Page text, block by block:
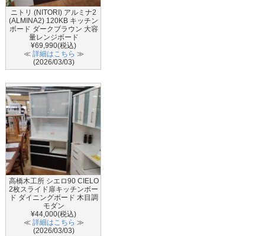
ニトリ (NITORI) アルミナ2
(ALMINA2) 120KB キッチン
ボード ダークブラウン 大容
量レンジボード
¥69,990(税込)
≪ 詳細はこちら ≫
(2026/03/03)
高橋木工所 シエロ90 CIELO
2枚スライド扉キッチンボー
ド ダイニングボード 木目調
モダン
¥44,000(税込)
≪ 詳細はこちら ≫
(2026/03/03)